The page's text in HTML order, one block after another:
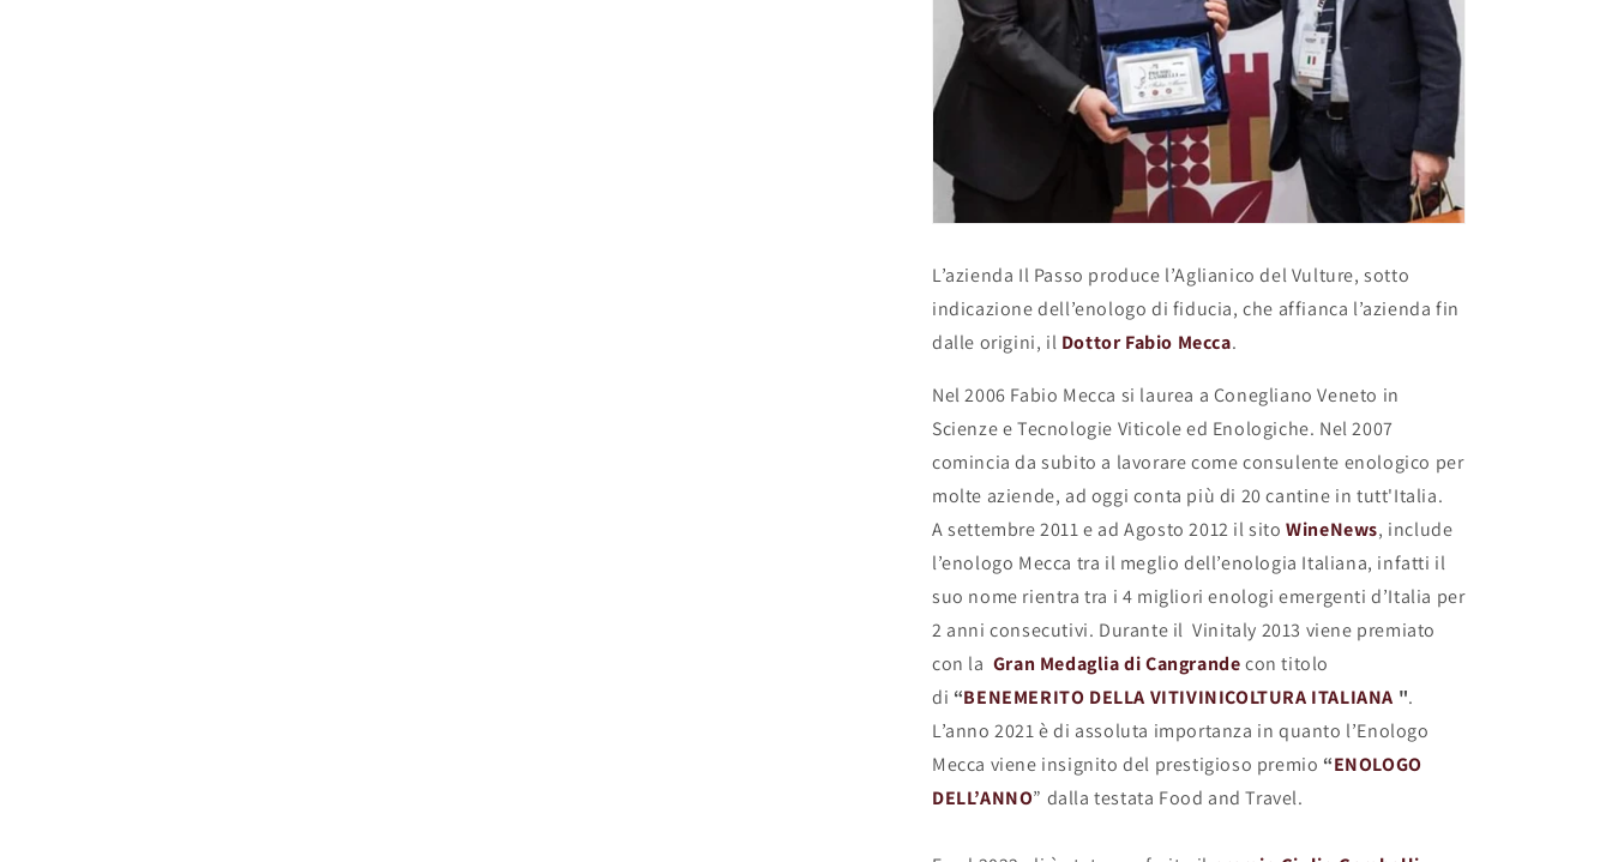
L’azienda Il Passo produce l’Aglianico del Vulture, sotto
indicazione dell’enologo di fiducia, che affianca l’azienda fin
dalle origini, il Dottor Fabio Mecca.
Nel 2006 Fabio Mecca si laurea a Conegliano Veneto in
Scienze e Tecnologie Viticole ed Enologiche. Nel 2007
comincia da subito a lavorare come consulente enologico per
molte aziende, ad oggi conta più di 20 cantine in tutt'Italia.
A settembre 2011 e ad Agosto 2012 il sito WineNews, include
l’enologo Mecca tra il meglio dell’enologia Italiana, infatti il
suo nome rientra tra i 4 migliori enologi emergenti d’Italia per
2 anni consecutivi. Durante il Vinitaly 2013 viene premiato
con la Gran Medaglia di Cangrandecon titolo
di “BENEMERITO DELLA VITIVINICOLTURA ITALIANA ".
L’anno 2021 è di assoluta importanza in quanto l’Enologo
Mecca viene insignito del prestigioso premio “ENOLOGO
DELL’ANNO” dalla testata Food and Travel.